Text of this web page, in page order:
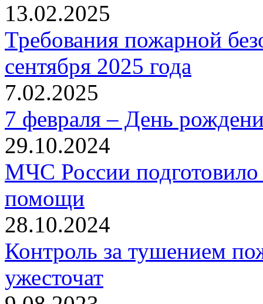
13.02.2025
Требования пожарной
сентября 2025 года
7.02.2025
7 февраля – День
29.10.2024
МЧС России
помощи
28.10.2024
Контроль за тушением
ужесточат